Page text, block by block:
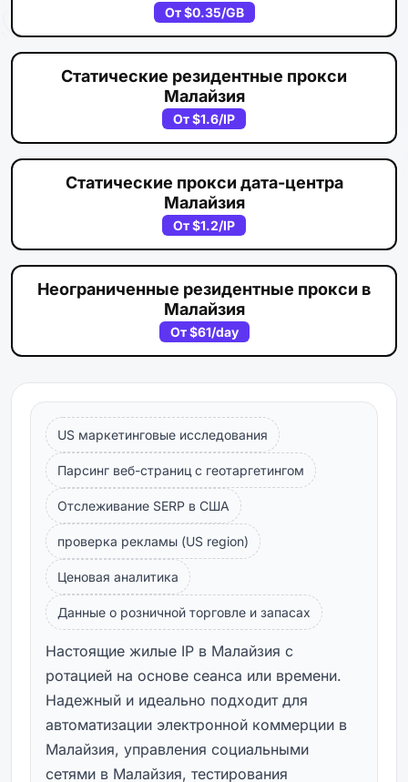
От$0.35/GB
Статические резидентные прокси
Малайзия
От$1.6/IP
Статические прокси дата-центра
Малайзия
От$1.2/IP
Неограниченные резидентные прокси в
Малайзия
От$61/day
US маркетинговые исследования
Парсинг веб-страниц с геотаргетингом
Отслеживание SERP в США
проверка рекламы (US region)
Ценовая аналитика
Данные о розничной торговле и запасах
Настоящие жилые IP в Малайзия с
ротацией на основе сеанса или времени.
Надежный и идеально подходит для
автоматизации электронной коммерции в
Малайзия, управления социальными
сетями в Малайзия, тестирования